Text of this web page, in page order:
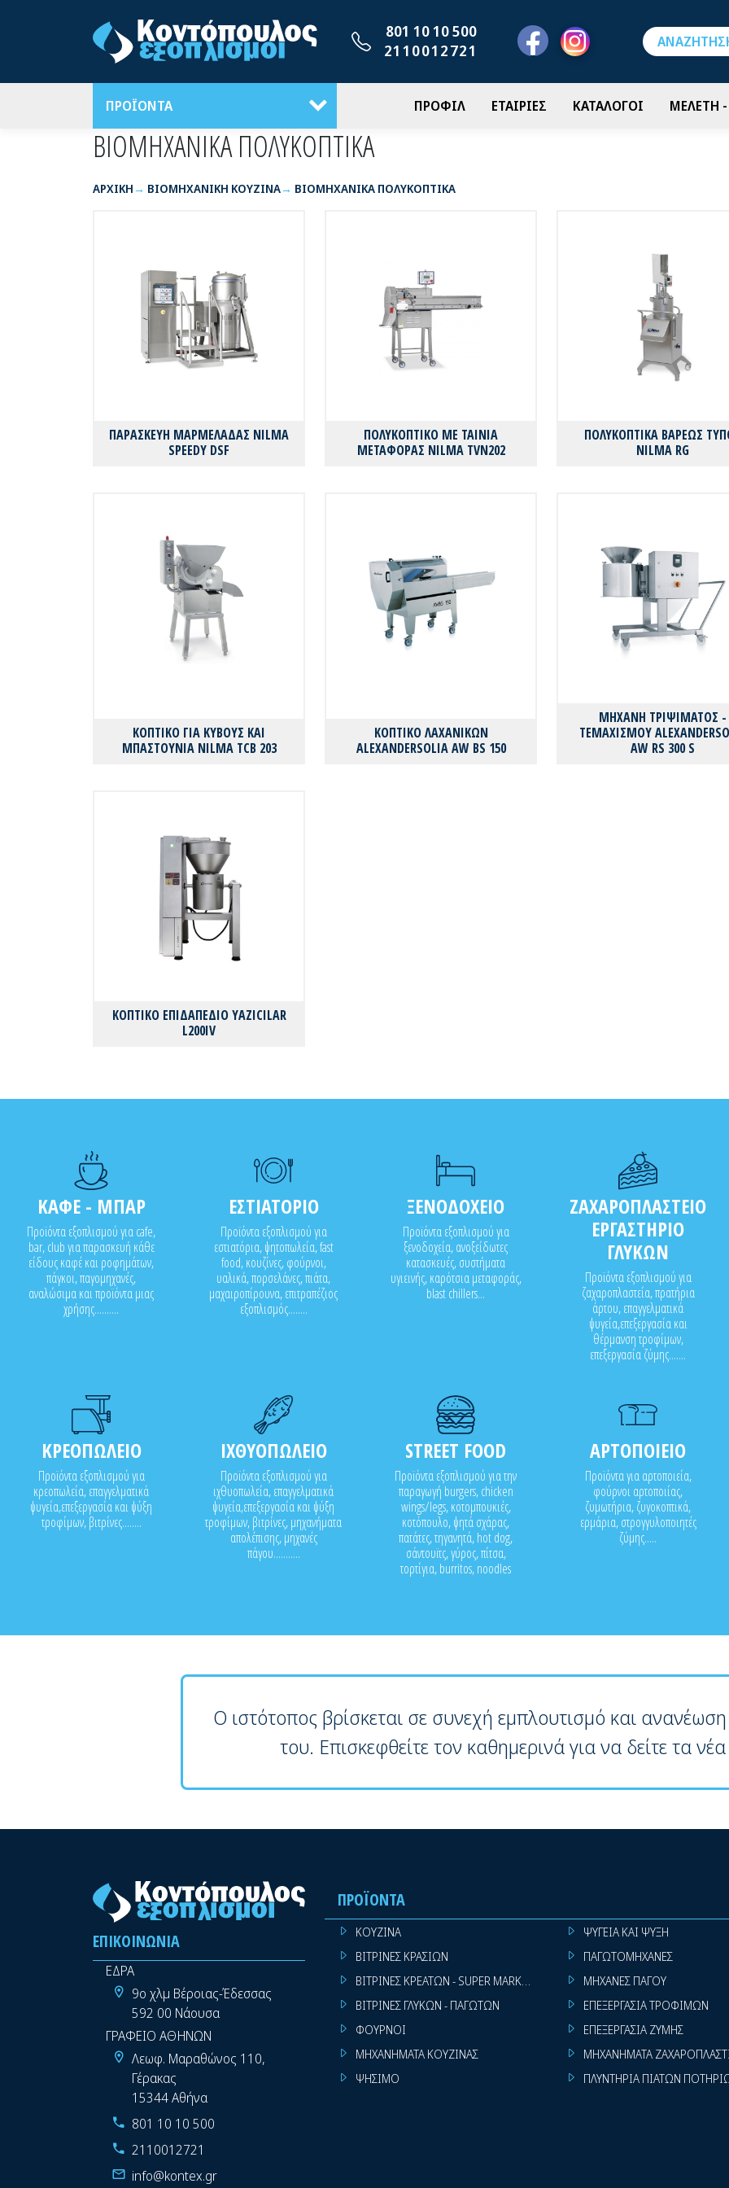
801 10 10 500
2110012721
ΠΡΟΪΟΝΤΑ ΠΡΟΦΙΛ ΕΤΑΙΡΙΕΣ ΚΑΤΑΛΟΓΟΙ ΜΕΛΕΤΗ
ΒΙΟΜΗΧΑΝΙΚΑ ΠΟΛΥΚΟΠΤΙΚΑ
ΑΡΧΙΚΉ ΒΙΟΜΗΧΑΝΙΚΗ ΚΟΥΖΙΝΑ ΒΙΟΜΗΧΑΝΙΚΑ ΠΟΛΥΚΟΠΤΙΚΑ
ΠΑΡΑΣΚΕΥΗ ΜΑΡΜΕΛΑΔΑΣ NILMA
SPEEDY DSF
ΠΟΛΥΚΟΠΤΙΚΟ ΜΕ ΤΑΙΝΙΑ
ΜΕΤΑΦΟΡΑΣ NILMA TVN202
ΠΟΛΥΚΟΠΤΙΚΑ ΒΑΡΕΩΣ
NILMA RG
ΚΟΠΤΙΚΟ ΓΙΑ ΚΥΒΟΥΣ ΚΑΙ
ΜΠΑΣΤΟΥΝΙΑ NILMA TCB 203
ΚΟΠΤΙΚΟ ΛΑΧΑΝΙΚΩΝ
ALEXANDERSOLIA AW BS 150
ΜΗΧΑΝΗ ΤΡΙΨΙΜΑΤΟΣ -
ΤΕΜΑΧΙΣΜΟΥ
AW RS 300 S
ΚΟΠΤΙΚΟ ΕΠΙΔΑΠΕΔΙΟ YAZICILAR
L200IV
ΚΑΦΕ - ΜΠΑΡ
Προϊόντα εξοπλισμού για cafe,
bar, club για παρασκευή κάθε
είδους καφέ και ροφημάτων,
πάγκοι, παγομηχανές,
αναλώσιμα και προϊόντα μιας
χρήσης..........
ΕΣΤΙΑΤΟΡΙΟ
Προϊόντα εξοπλισμού για
εστιατόρια, ψητοπωλεία, fast
food, κουζίνες, φούρνοι,
υαλικά, πορσελάνες, πιάτα,
μαχαιροπίρουνα, επιτραπέζιος
εξοπλισμός........
ΞΕΝΟΔΟΧΕΙΟ
Προϊόντα εξοπλισμού για
ξενοδοχεία, ανοξείδωτες
κατασκευές, συστήματα
υγιεινής, καρότσια μεταφοράς,
blast chillers...
ΖΑΧΑΡΟΠΛΑΣΤΕΙΟ
ΕΡΓΑΣΤΗΡΙΟ
ΓΛΥΚΩΝ
Προϊόντα εξοπλισμού για
ζαχαροπλαστεία, πρατήρια
άρτου, επαγγελματικά
ψυγεία,επεξεργασία και
θέρμανση τροφίμων,
επεξεργασία ζύμης.......
ΚΡΕΟΠΩΛΕΙΟ
Προϊόντα εξοπλισμού για
κρεοπωλεία, επαγγελματικά
ψυγεία,επεξεργασία και ψύξη
τροφίμων, βιτρίνες........
ΙΧΘΥΟΠΩΛΕΙΟ
Προϊόντα εξοπλισμού για
ιχθυοπωλεία, επαγγελματικά
ψυγεία,επεξεργασία και ψύξη
τροφίμων, βιτρίνες, μηχανήματα
απολέπισης, μηχανές
πάγου...........
STREET FOOD
Προϊόντα εξοπλισμού για την
παραγωγή burgers, chicken
wings/legs, κοτομπουκιές,
κοτόπουλο, ψητά σχάρας,
πατάτες, τηγανητά, hot dog,
σάντουϊτς, γύρος, πίτσα,
τορτίγια, burritos, noodles
ΑΡΤΟΠΟΙΕΙΟ
Προϊόντα για αρτοποιεία,
φούρνοι αρτοποιίας,
ζυμωτήρια, ζυγοκοπτικά,
ερμάρια, στρογγυλοποιητές
ζύμης.....
Ο ιστότοπος βρίσκεται σε συνεχή εμπλουτισμό και
του. Επισκεφθείτε τον καθημερινά για να δείτε τα
ΕΠΙΚΟΙΝΩΝΊΑ
ΕΔΡΑ
9ο χλμ Βέροιας-Έδεσσας
592 00 Νάουσα
ΓΡΑΦΕΙΟ ΑΘΗΝΩΝ
Λεωφ. Μαραθώνος 110,
Γέρακας
15344 Αθήνα
801 10 10 500
2110012721
info@kontex.gr
ΠΡΟΪΌΝΤΑ
ΚΟΥΖΙΝΑ
ΒΙΤΡΙΝΕΣ ΚΡΑΣΙΩΝ
ΒΙΤΡΙΝΕΣ ΚΡΕΑΤΩΝ - SUPER MARKET
ΒΙΤΡΙΝΕΣ ΓΛΥΚΩΝ - ΠΑΓΩΤΩΝ
ΦΟΥΡΝΟΙ
ΜΗΧΑΝΗΜΑΤΑ ΚΟΥΖΙΝΑΣ
ΨΗΣΙΜΟ
ΨΥΓΕΙΑ ΚΑΙ ΨΥΞΗ
ΠΑΓΩΤΟΜΗΧΑΝΕΣ
ΜΗΧΑΝΕΣ ΠΑΓΟΥ
ΕΠΕΞΕΡΓΑΣΙΑ ΤΡΟΦΙΜΩΝ
ΕΠΕΞΕΡΓΑΣΙΑ ΖΥΜΗΣ
ΜΗΧΑΝΗΜΑΤΑ
ΠΛΥΝΤΗΡΙΑ ΠΙΑΤΩΝ